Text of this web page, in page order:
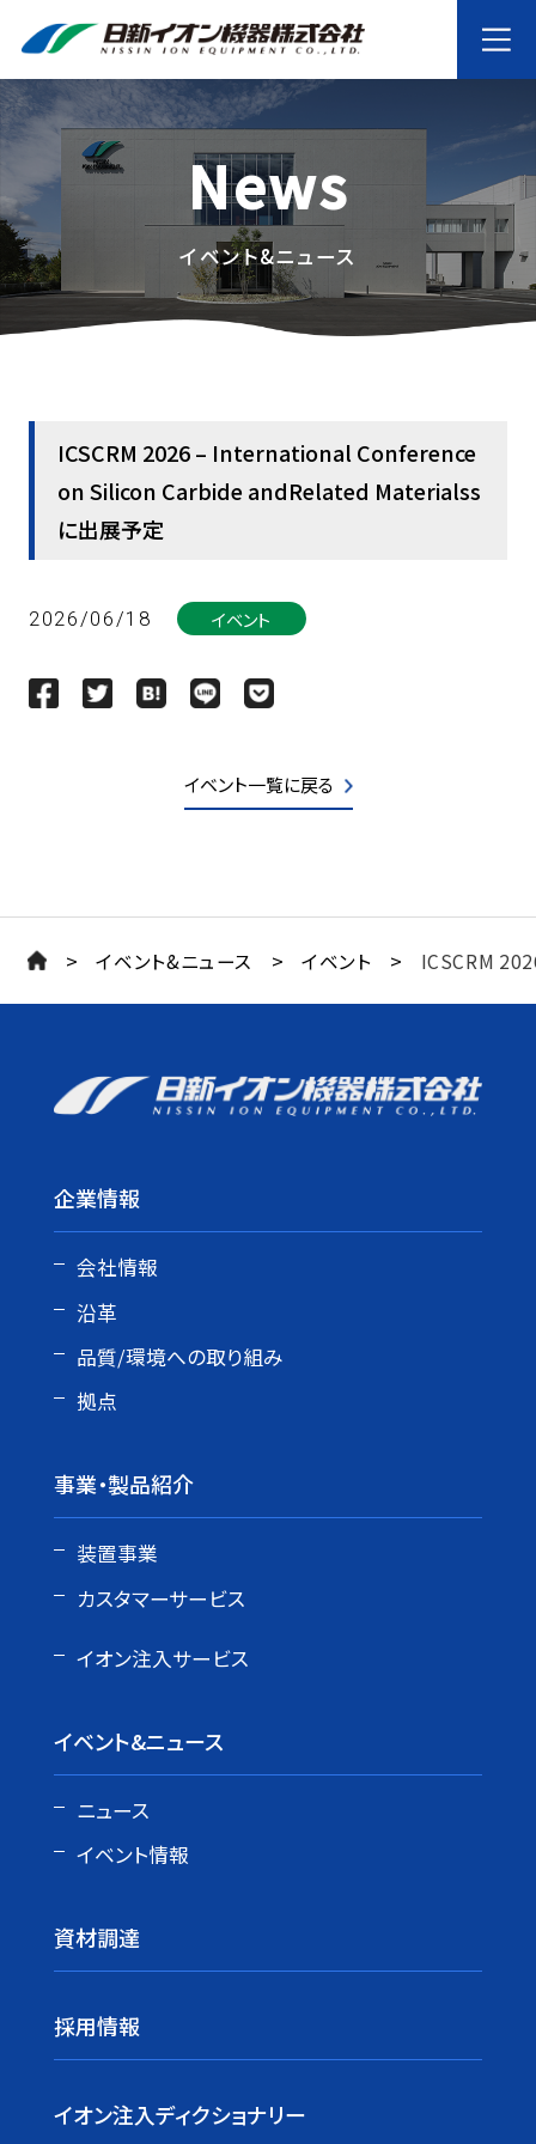
News
イベント&ニュース
ICSCRM 2026 – International Conference
on Silicon Carbide andRelated Materialss
に出展予定
2026/06/18 イベント
イベント一覧に戻る
> イベント&ニュース > イベント > ICSCRM
企業情報
会社情報
沿革
品質/環境への取り組み
拠点
事業・製品紹介
装置事業
カスタマーサービス
イオン注入サービス
イベント&ニュース
ニュース
イベント情報
資材調達
採用情報
イオン注入ディクショナリー